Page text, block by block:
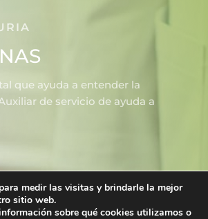
que ayuda a entender la
de servicio de ayuda a
© EDIA-BETURIA
|Política de Privacidad|Política de
medir las visitas y brindarle la mejor
sitio web.
sobre qué cookies utilizamos o